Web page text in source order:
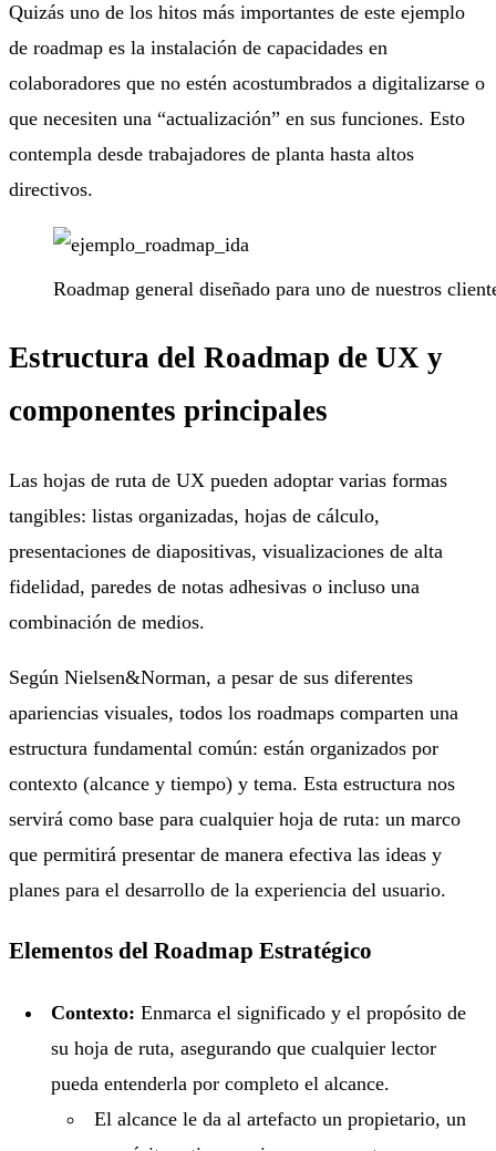
Quizás uno de los hitos más importantes de este ejemplo
de roadmap es la instalación de capacidades en
colaboradores que no estén acostumbrados a digitalizarse o
que necesiten una “actualización” en sus funciones. Esto
contempla desde trabajadores de planta hasta altos
directivos.
Roadmap general diseñado para uno de nuestros
Estructura del Roadmap de UX y
componentes principales
Las hojas de ruta de UX pueden adoptar varias formas
tangibles: listas organizadas, hojas de cálculo,
presentaciones de diapositivas, visualizaciones de alta
fidelidad, paredes de notas adhesivas o incluso una
combinación de medios.
Según Nielsen&Norman, a pesar de sus diferentes
apariencias visuales, todos los roadmaps comparten una
estructura fundamental común: están organizados por
contexto (alcance y tiempo) y tema. Esta estructura nos
servirá como base para cualquier hoja de ruta: un marco
que permitirá presentar de manera efectiva las ideas y
planes para el desarrollo de la experiencia del usuario.
Elementos del Roadmap Estratégico
Contexto: Enmarca el significado y el propósito de
su hoja de ruta, asegurando que cualquier lector
pueda entenderla por completo el alcance.
El alcance le da al artefacto un propietario, un